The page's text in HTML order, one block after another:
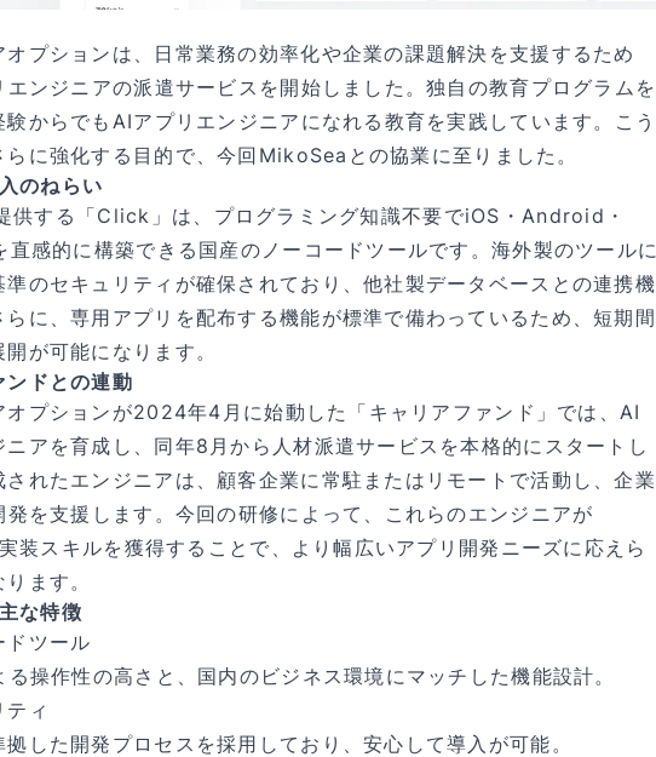
オプションは、日常業務の効率化や企業の課題解決を支援するため
エンジニアの派遣サービスを開始しました。独自の教育プログラムを
験からでもAIアプリエンジニアになれる教育を実践しています。こう
らに強化する目的で、今回MikoSeaとの協業に至りました。
のねらい
供する「Click」は、プログラミング知識不要でiOS・Android・
直感的に構築できる国産のノーコードツールです。海外製のツールに
準のセキュリティが確保されており、他社製データベースとの連携機
らに、専用アプリを配布する機能が標準で備わっているため、短期間
が可能になります。
ンドとの連動
オプションが2024年4月に始動した「キャリアファンド」では、AI
ニアを育成し、同年8月から人材派遣サービスを本格的にスタートし
されたエンジニアは、顧客企業に常駐またはリモートで活動し、企業
発を支援します。今回の研修によって、これらのエンジニアが
装スキルを獲得することで、より幅広いアプリ開発ニーズに応えら
ます。
な特徴
ドツール
る操作性の高さと、国内のビジネス環境にマッチした機能設計。
ィ
拠した開発プロセスを採用しており、安心して導入が可能。